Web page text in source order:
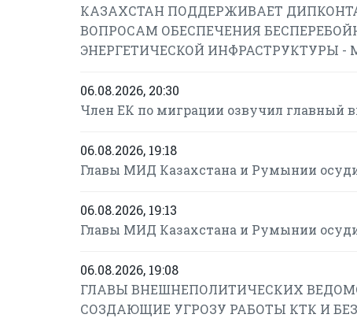
КАЗАХСТАН ПОДДЕРЖИВАЕТ
ВОПРОСАМ ОБЕСПЕЧЕНИЯ
ЭНЕРГЕТИЧЕСКОЙ ИНФРАСТРУКТУРЫ -
06.08.2026, 20:30
Член ЕК по миграции озвучил главный
06.08.2026, 19:18
Главы МИД Казахстана и Румынии
06.08.2026, 19:13
Главы МИД Казахстана и Румынии
06.08.2026, 19:08
ГЛАВЫ ВНЕШНЕПОЛИТИЧЕСКИХ
СОЗДАЮЩИЕ УГРОЗУ РАБОТЫ КТК И